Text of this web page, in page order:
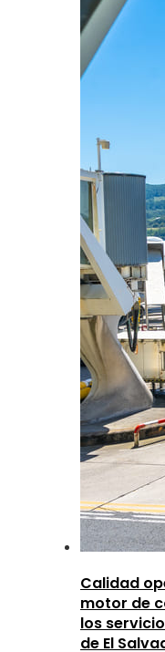
Calidad
motor de
los
de El